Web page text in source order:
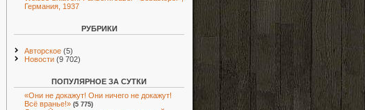
Германия, 1937
РУБРИКИ
Авторское (5)
Новости (9 702)
ПОПУЛЯРНОЕ ЗА СУТКИ
«Они не докажут! Они ничего не докажут!
Всё вранье!» (5 775)